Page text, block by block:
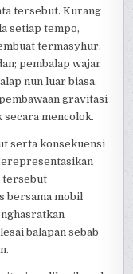
tersebut. Kurang
setiap tempo,
termasyhur.
pembalap wajar
nun luar biasa.
gravitasi
secara mencolok.
serta konsekuensi
tersebut
bersama mobil
balapan sebab